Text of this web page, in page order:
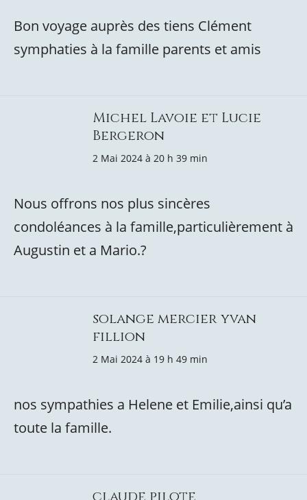
Bon voyage auprès des tiens Clément
symphaties à la famille parents et amis
Michel Lavoie et Lucie
Bergeron
2 Mai 2024 à 20 h 39 min
Nous offrons nos plus sincères
condoléances à la famille,particulièrement à
Augustin et a Mario.?
solange mercier yvan
fillion
2 Mai 2024 à 19 h 49 min
nos sympathies a Helene et Emilie,ainsi qu’a
toute la famille.
claude pilote